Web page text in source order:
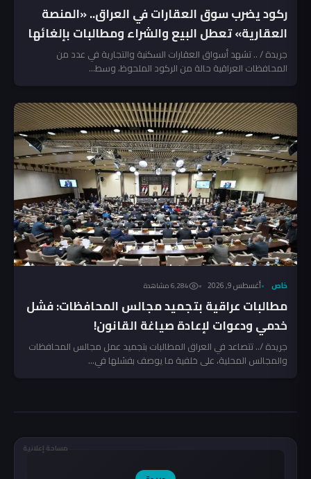
ركود يضرب سوق العقارات في العراق.. «المنصة
العقارية» تعطل البيع والشراء ومطالبات بإلغائها
جريدة / .. تشهد أسواق العقارات السكنية والتجارية في عدد من
المحافظات العراقية حالة من الركود الملحوظ، وسط...
خاص أغسطس 9, 2026 6٬284 مشاهدة
مطالبات عراقية بتجميد مجالس المحافظات: فشل
خدمي ودعوات لإعادة صياغة القانون!
جريدة /.. تتصاعد في العراق المطالبات بتجميد عمل مجالس المحافظات
والمجالس المحلية، على خلفية ما يوصف بفشلها في...
مساحة إعلانية